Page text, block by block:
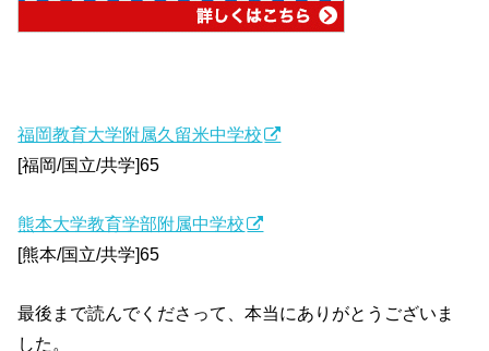
福岡教育大学附属久留米中学校
[福岡/国立/共学]65
熊本大学教育学部附属中学校
[熊本/国立/共学]65
最後まで読んでくださって、本当にありがとうございま
した。